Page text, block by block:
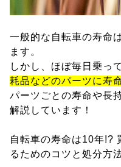
一般的な自転車の寿命
ます。
しかし、ほぼ毎日乗っ
耗品などのパーツに寿
パーツごとの寿命や長
解説しています！
自転車の寿命は10年!?
るためのコツと処分方